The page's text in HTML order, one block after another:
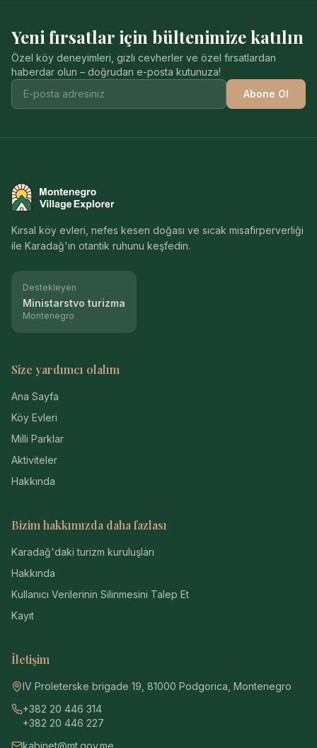
Yeni fırsatlar için bültenimize katılın
Özel köy deneyimleri, gizli cevherler ve özel fırsatlardan
haberdar olun – doğrudan e-posta kutunuza!
Abone Ol
Montenegro Village Explorer
Kırsal köy evleri, nefes kesen doğası ve sıcak misafirperverliği
ile Karadağ'ın otantik ruhunu keşfedin.
Destekleyen
Ministarstvo turizma
Montenegro
Size yardımcı olalım
Ana Sayfa
Köy Evleri
Milli Parklar
Aktiviteler
Hakkında
Bizim hakkımızda daha fazlası
Karadağ'daki turizm kuruluşları
Hakkında
Kullanıcı Verilerinin Silinmesini Talep Et
Kayıt
İletişim
IV Proleterske brigade 19, 81000 Podgorica, Montenegro
+382 20 446 314
+382 20 446 227
kabinet@mt.gov.me